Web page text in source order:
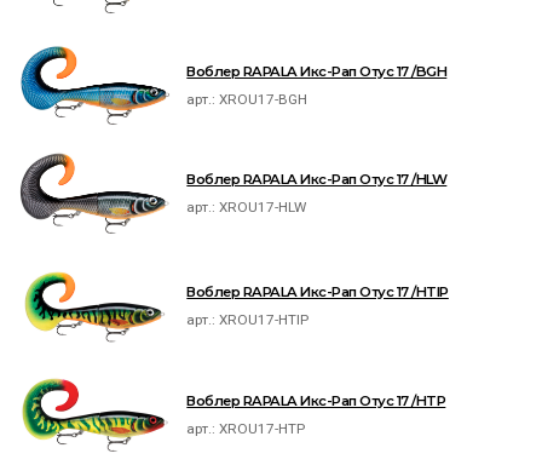
Воблер RAPALA Икс-Рап Отус 17 /BGH
арт.:XROU17-BGH
Воблер RAPALA Икс-Рап Отус 17 /HLW
арт.:XROU17-HLW
Воблер RAPALA Икс-Рап Отус 17 /HTIP
арт.:XROU17-HTIP
Воблер RAPALA Икс-Рап Отус 17 /HTP
арт.:XROU17-HTP